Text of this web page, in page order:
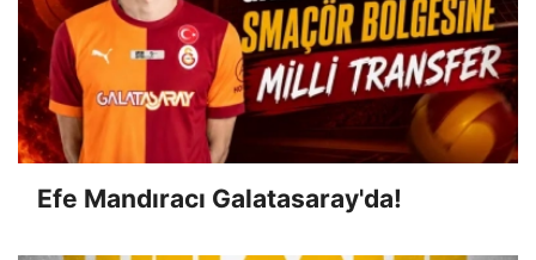
Efe Mandıracı Galatasaray'da!